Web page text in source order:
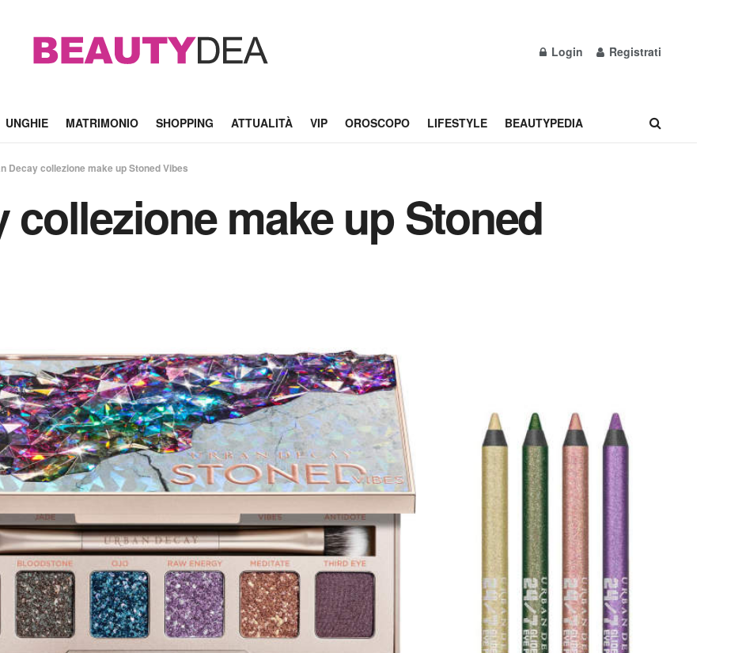
Login Registrati
UNGHIE MATRIMONIO SHOPPING ATTUALITÀ VIP OROSCOPO LIFESTYLE BEAUTYPEDIA
Decay collezione make up Stoned Vibes
collezione make up Stoned